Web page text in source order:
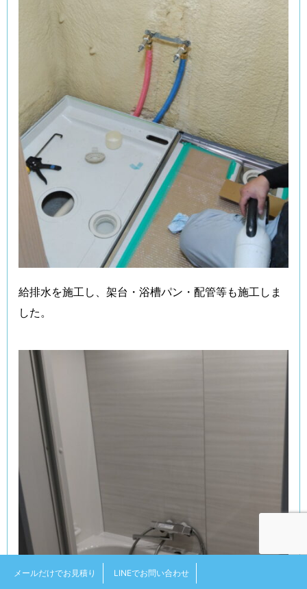
給排水を施工し、架台・浴槽パン・配管等も施工しま
した。
メールだけでお見積り LINEでお問い合わせ